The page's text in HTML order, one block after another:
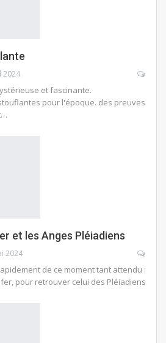
2024
et fascinante.
pour l'époque. des preuves
et les Anges Pléiadiens
2024
de ce moment tant attendu :
pour retrouver celui des Pléiadiens